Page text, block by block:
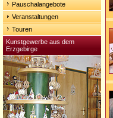
Pauschalangebote
Veranstaltungen
Touren
Kunstgewerbe aus dem
Erzgebirge